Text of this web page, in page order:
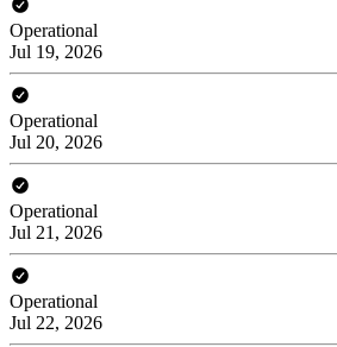
Operational
Jul 19, 2026
Operational
Jul 20, 2026
Operational
Jul 21, 2026
Operational
Jul 22, 2026